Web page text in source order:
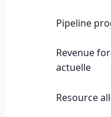
Pipeline
Revenue
actuelle
Resource